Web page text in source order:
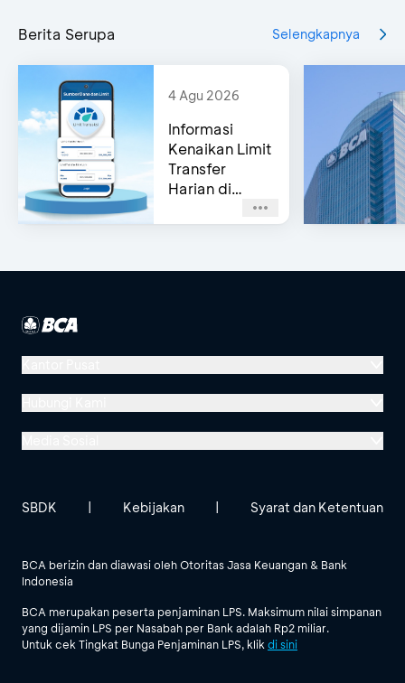
Berita Serupa Selengkapnya
4 Agu 2026
Informasi
Kenaikan Limit
Transfer
Harian di
Menara BCA, Grand Indonesia
Jl. MH Thamrin No. 1
Lihat Semua Media Sosial
BCA berizin dan diawasi oleh Otoritas Jasa Keuangan & Bank
Indonesia
BCA merupakan peserta penjaminan LPS. Maksimum nilai simpanan
yang dijamin LPS per Nasabah per Bank adalah Rp2 miliar.
Untuk cek Tingkat Bunga Penjaminan LPS, klik di sini
SBDK | Kebijakan | Syarat dan Ketentuan